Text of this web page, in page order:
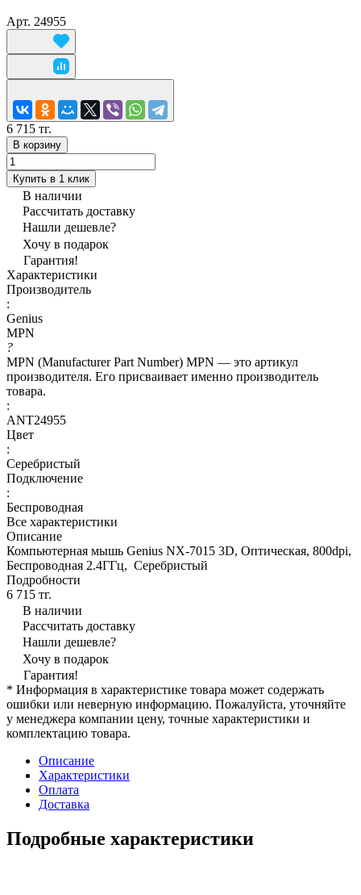
Арт. 24955
6 715 тг.
В корзину
Купить в 1 клик
В наличии
Рассчитать доставку
Нашли дешевле?
Хочу в подарок
Гарантия!
Характеристики
Производитель
:
Genius
MPN
?
MPN (Manufacturer Part Number) MPN — это артикул
производителя. Его присваивает именно производитель
товара.
:
ANT24955
Цвет
:
Серебристый
Подключение
:
Беспроводная
Все характеристики
Описание
Компьютерная мышь Genius NX-7015 3D, Оптическая, 800dpi,
Беcпроводная 2.4ГГц, Серебристый
Подробности
6 715 тг.
В наличии
Рассчитать доставку
Нашли дешевле?
Хочу в подарок
Гарантия!
* Информация в характеристике товара может содержать
ошибки или неверную информацию. Пожалуйста, уточняйте
у менеджера компании цену, точные характеристики и
комплектацию товара.
Описание
Характеристики
Оплата
Доставка
Подробные характеристики